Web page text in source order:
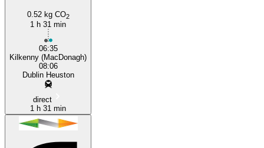
0.52 kg CO2
1 h 31 min
06:35
Kilkenny (MacDonagh)
08:06
Dublin Heuston
direct
1 h 31 min